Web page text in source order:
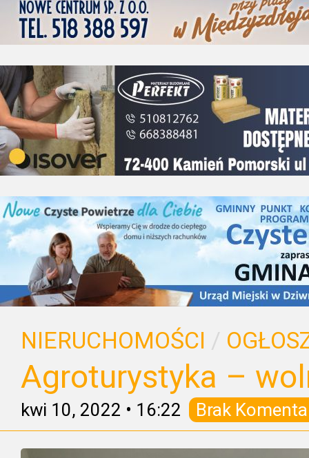
NIERUCHOMOŚCI /
Agroturystyka –
kwi 10, 2022 • 16:22 Brak